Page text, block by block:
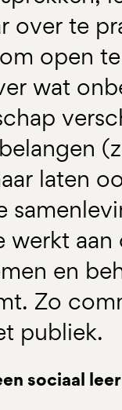
over te
open
wat
laten
werkt
en
Zo
publiek.
sociaal